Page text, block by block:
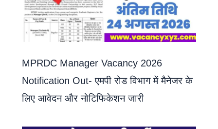
MPRDC Manager Vacancy 2026
Notification Out- एमपी रोड विभाग में मैनेजर के
लिए आवेदन और नोटिफिकेशन जारी